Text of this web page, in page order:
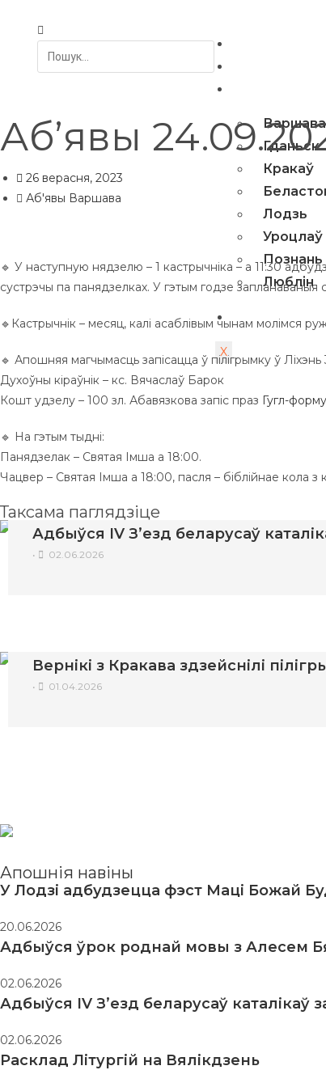
Варшава
Гданьск
Кракаў
Лодзь
Уроцлаў
Познань
Люблін
Спеўны
X
Аб’явы
26 верасня, 2023
Аб'явы Варшава
🔹 У наступную нядзелю – 1 кастрычніка – а 11:30
сустрэчы па панядзелках. У гэтым годзе запланаваныя
🔹Кастрычнік – месяц, калі асаблівым чынам молімся
🔹 Апошняя магчымасць запісацца ў пілігрымку ў
Духоўны кіраўнік – кс. Вячаслаў Барок
Кошт удзелу – 100 зл. Абавязкова запіс праз Гугл-форму
🔹 На гэтым тыдні:
Панядзелак – Святая Імша а 18:00.
Чацвер – Святая Імша а 18:00, пасля – біблійнае кола з
Таксама паглядзіце
Адбыўся IV З’езд беларусаў
• 02.06.2026
Вернікі з Кракава здзейснілі
• 01.04.2026
Апошнія навіны
У Лодзі адбудзецца фэст Маці Божай
20.06.2026
Адбыўся ўрок роднай мовы з Алесем
02.06.2026
Адбыўся IV З’езд беларусаў каталікаў
02.06.2026
Расклад Літургій на Вялікдзень